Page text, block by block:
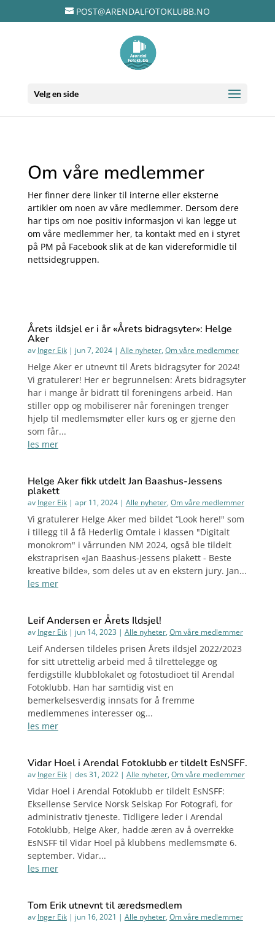
POST@ARENDALFOTOKLUBB.NO
Velg en side
Om våre medlemmer
Her finner dere linker til interne eller eksterne
artikler om noen av våre medlemmer. Dersom dere
har tips om noe positiv informasjon vi kan legge ut
om våre medlemmer her, ta kontakt med en i styret
på PM på Facebook slik at de kan videreformidle til
nettsidegruppen.
Årets ildsjel er i år «Årets bidragsyter»: Helge
Aker
av Inger Eik| jun 7, 2024| Alle nyheter, Om våre medlemmer
Helge Aker er utnevnt til Årets bidragsyter for 2024!
Vi gratulerer! Her er begrunnelsen: Årets bidragsyter
har i mange år bidratt til foreningens arbeid. Han
stiller opp og mobiliserer når foreningen trenger
hjelp til medlemsmøter eller kurs og er gjerne den
som får...
les mer
Helge Aker fikk utdelt Jan Baashus-Jessens
plakett
av Inger Eik| apr 11, 2024| Alle nyheter, Om våre medlemmer
Vi gratulerer Helge Aker med bildet “Look here!" som
i tillegg til å få Hederlig Omtale i klassen "Digitalt
monokrom" i vårrunden NM 2024, også ble tildelt
ekstraprisen «Jan Baashus-Jessens plakett - Beste
kreative bilde», som deles ut av en ekstern jury. Jan...
les mer
Leif Andersen er Årets Ildsjel!
av Inger Eik| jun 14, 2023| Alle nyheter, Om våre medlemmer
Leif Andersen tildeles prisen Årets ildsjel 2022/2023
for sitt utrettelig arbeid med å tilrettelegge og
ferdigstille klubblokalet og fotostudioet til Arendal
Fotoklubb. Han har samtidig vist en
bemerkelsesverdig innsats for å fremme
medlemmenes interesser og...
les mer
Vidar Hoel i Arendal Fotoklubb er tildelt EsNSFF.
av Inger Eik| des 31, 2022| Alle nyheter, Om våre medlemmer
Vidar Hoel i Arendal Fotoklubb er tildelt EsNSFF:
Eksellense Service Norsk Selskap For Fotografi, for
administrativ tjeneste. Tidligere leder i Arendal
Fotoklubb, Helge Aker, hadde æren av å overrekke
EsNSFF til Vidar Hoel på klubbens medlemsmøte 6.
september. Vidar...
les mer
Tom Erik utnevnt til æredsmedlem
av Inger Eik| jun 16, 2021 | Alle nyheter, Om våre medlemmer